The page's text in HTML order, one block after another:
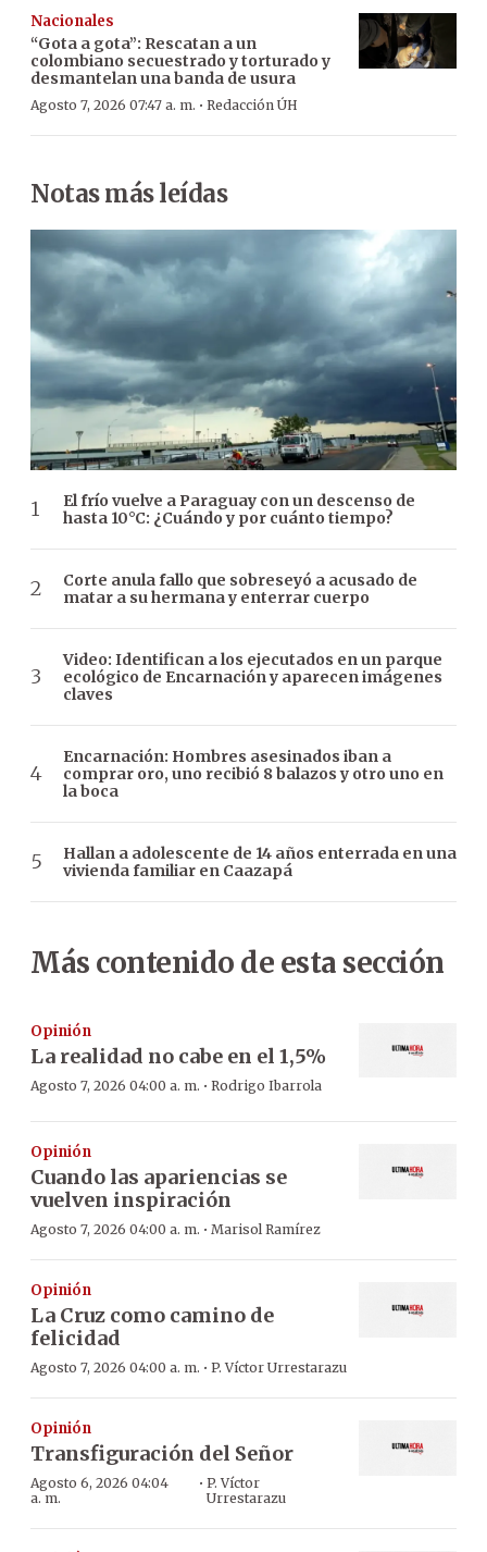
Nacionales
“Gota a gota”: Rescatan a un
colombiano secuestrado y torturado y
desmantelan una banda de usura
Agosto 7, 2026 07:47 a. m. · Redacción ÚH
Notas más leídas
El frío vuelve a Paraguay con un descenso de
hasta 10°C: ¿Cuándo y por cuánto tiempo?
Corte anula fallo que sobreseyó a acusado de
matar a su hermana y enterrar cuerpo
Video: Identifican a los ejecutados en un parque
ecológico de Encarnación y aparecen imágenes
claves
Encarnación: Hombres asesinados iban a
comprar oro, uno recibió 8 balazos y otro uno en
la boca
Hallan a adolescente de 14 años enterrada en una
vivienda familiar en Caazapá
Más contenido de esta sección
Opinión
La realidad no cabe en el 1,5%
Agosto 7, 2026 04:00 a. m. · Rodrigo Ibarrola
Opinión
Cuando las apariencias se
vuelven inspiración
Agosto 7, 2026 04:00 a. m. · Marisol Ramírez
Opinión
La Cruz como camino de
felicidad
Agosto 7, 2026 04:00 a. m. · P. Víctor Urrestarazu
Opinión
Transfiguración del Señor
Agosto 6, 2026 04:04
a. m.
· P. Víctor
Urrestarazu